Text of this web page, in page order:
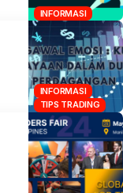
INFORMASI
INFORMASI
TIPS TRADING